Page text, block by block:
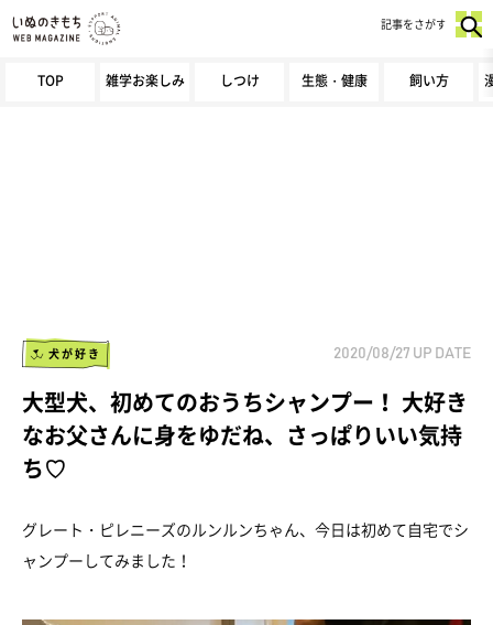
TOP 雑学お楽しみ しつけ 生態・健康 飼い方
記事をさがす
犬が好き 2020/08/27 UP DATE
大型犬、初めてのおうちシャンプー！ 大好き
なお父さんに身をゆだね、さっぱりいい気持
ち♡
グレート・ピレニーズのルンルンちゃん、今日は初めて自宅でシ
ャンプーしてみました！